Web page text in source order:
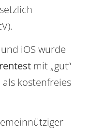
iOS wurde
mit „gut“
kostenfreies